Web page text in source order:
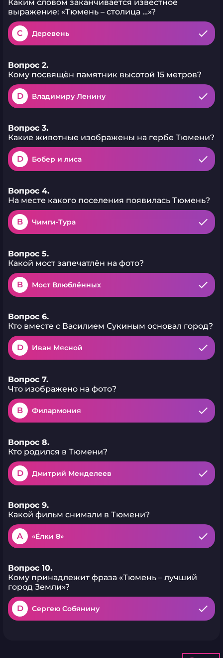
Каким словом заканчивается известное
выражение: «Тюмень – столица …»?
C Деревень
Вопрос 2.
Кому посвящён памятник высотой 15 метров?
D Владимиру Ленину
Вопрос 3.
Какие животные изображены на гербе Тюмени?
D Бобер и лиса
Вопрос 4.
На месте какого поселения появилась Тюмень?
B Чимги-Тура
Вопрос 5.
Какой мост запечатлён на фото?
B Мост Влюблённых
Вопрос 6.
Кто вместе с Василием Сукиным основал город?
D Иван Мясной
Вопрос 7.
Что изображено на фото?
B Филармония
Вопрос 8.
Кто родился в Тюмени?
D Дмитрий Менделеев
Вопрос 9.
Какой фильм снимали в Тюмени?
A «Ёлки 8»
Вопрос 10.
Кому принадлежит фраза «Тюмень – лучший
город Земли»?
D Сергею Собянину